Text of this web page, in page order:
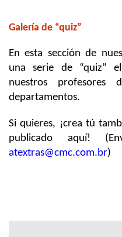
Galería de “quiz”
En esta sección de
una serie de “quiz”
nuestros
departamentos.
Si quieres, ¡crea tú
publicado aquí!
atextras@cmc.com.br)